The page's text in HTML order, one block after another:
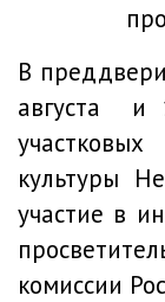
В
августа и
культуры
участие в
комиссии